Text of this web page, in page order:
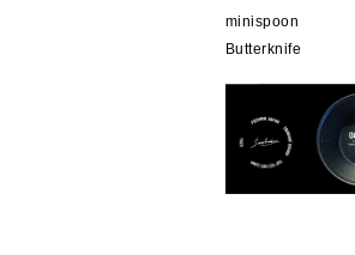
minispoon
Butterknife